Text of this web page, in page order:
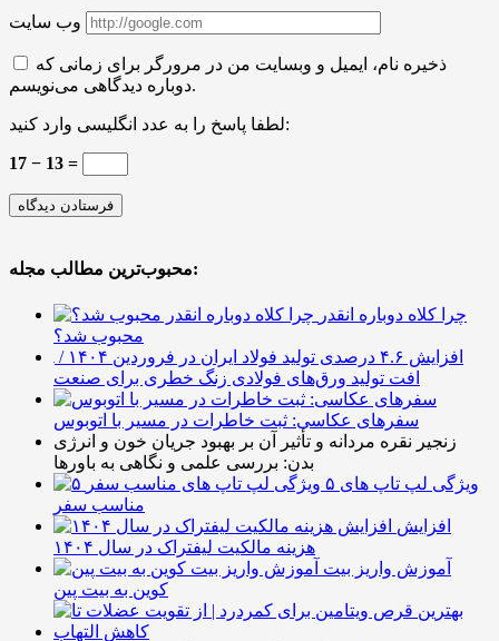
وب سایت
ذخیره نام، ایمیل و وبسایت من در مرورگر برای زمانی که
دوباره دیدگاهی می‌نویسم.
لطفا پاسخ را به عدد انگلیسی وارد کنید:
17 − 13 =
محبوب‌ترین مطالب مجله:
چرا کلاه دوباره انقدر
محبوب شد؟
افزایش ۴.۶ درصدی تولید فولاد ایران در فروردین ۱۴۰۴ /
افت تولید ورق‌های فولادی زنگ خطری برای صنعت
سفرهای عکاسی: ثبت خاطرات در مسیر با اتوبوس
زنجیر نقره مردانه و تأثیر آن بر بهبود جریان خون و انرژی
بدن: بررسی علمی و نگاهی به باورها
۵ ویژگی لپ تاپ های
مناسب سفر
افزایش
هزینه مالکیت لیفتراک در سال ۱۴۰۴
آموزش واریز بیت
کوین به بیت پین